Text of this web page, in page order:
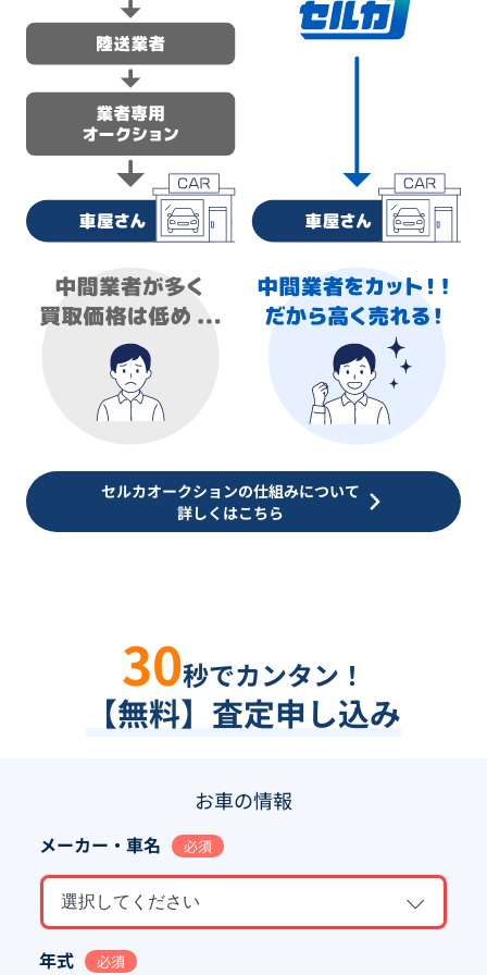
セルカオークションの仕組みについて
詳しくはこちら
30秒でカンタン！
【無料】査定申し込み
お車の情報
メーカー・車名 必須
選択してください
年式 必須